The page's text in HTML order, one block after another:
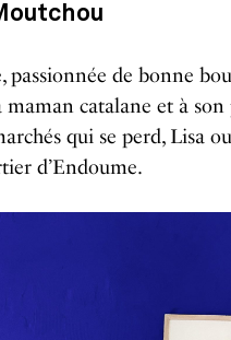
passionnée de bonne
maman catalane et à
qui se perd, Lisa
d’Endoume.